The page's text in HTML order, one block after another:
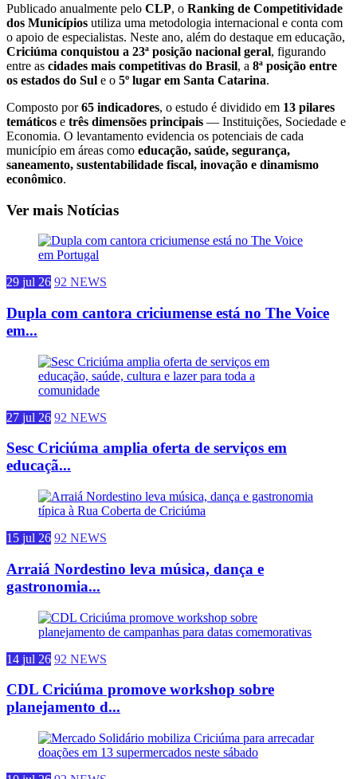
Publicado anualmente pelo CLP, o Ranking de Competitividade
dos Municípios utiliza uma metodologia internacional e conta com
o apoio de especialistas. Neste ano, além do destaque em educação,
Criciúma conquistou a 23ª posição nacional geral, figurando
entre as cidades mais competitivas do Brasil, a 8ª posição entre
os estados do Sul e o 5º lugar em Santa Catarina.
Composto por65 indicadores, o estudo é dividido em 13 pilares
temáticos e três dimensões principais — Instituições, Sociedade e
Economia. O levantamento evidencia os potenciais de cada
município em áreas como educação, saúde, segurança,
saneamento, sustentabilidade fiscal, inovação e dinamismo
econômico.
Ver mais Notícias
29 jul 26 92 NEWS
Dupla com cantora criciumense está no The Voice
em...
27 jul 26 92 NEWS
Sesc Criciúma amplia oferta de serviços em
educaçã...
15 jul 26 92 NEWS
Arraiá Nordestino leva música, dança e
gastronomia...
14 jul 26 92 NEWS
CDL Criciúma promove workshop sobre
planejamento d...